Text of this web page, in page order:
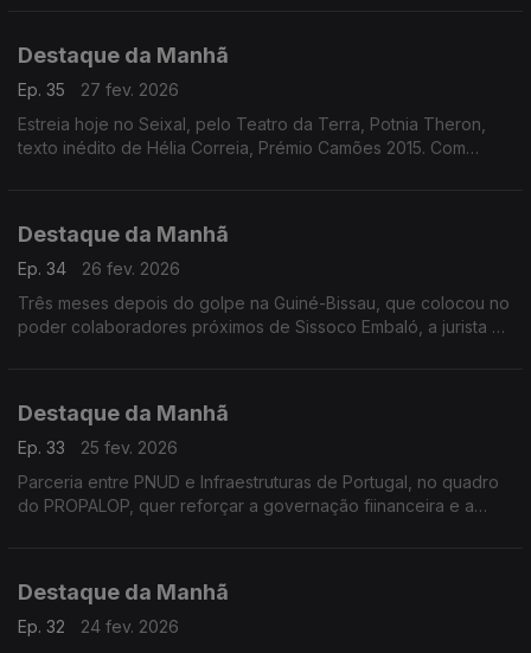
Destaque da Manhã
Ep. 35
27 fev. 2026
Estreia hoje no Seixal, pelo Teatro da Terra, Potnia Theron,
texto inédito de Hélia Correia, Prémio Camões 2015. Com
Destaque da Manhã
Ep. 34
26 fev. 2026
Três meses depois do golpe na Guiné-Bissau, que colocou no
poder colaboradores próximos de Sissoco Embaló, a jurista e
Destaque da Manhã
Ep. 33
25 fev. 2026
Parceria entre PNUD e Infraestruturas de Portugal, no quadro
do PROPALOP, quer reforçar a governação fiinanceira e a
Destaque da Manhã
Ep. 32
24 fev. 2026